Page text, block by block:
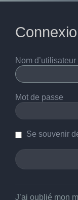
Nom d’utilisateur
Mot de passe
Se souvenir
J’ai oublié mon